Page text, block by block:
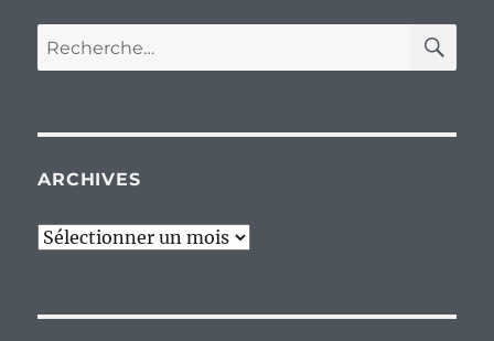
Recherche
pour :
ARCHIVES
Archives